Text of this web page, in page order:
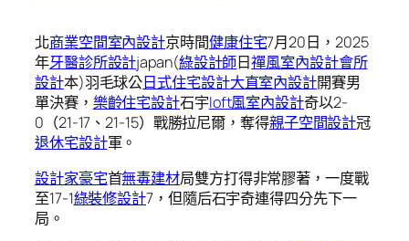
北商業空間室內設計京時間健康住宅7月20日，2025
年牙醫診所設計japan(綠設計師日禪風室內設計會所
設計本)羽毛球公日式住宅設計大直室內設計開賽男
單決賽， 樂齡住宅設計石宇loft風室內設計奇以2-
0（21-17、21-15）戰勝拉尼爾，奪得親子空間設計冠
退休宅設計軍。
設計家豪宅首無毒建材局雙方打得非常膠著，一度戰
至17-1綠裝修設計7，但隨后石宇奇連得四分先下一
局。